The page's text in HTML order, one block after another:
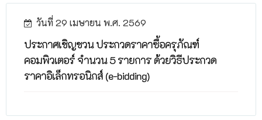
วันที่ 29 เมษายน พ.ศ. 2569
ประกาศเชิญชวน ประกวดราคาซื้อครุภัณฑ์
คอมพิวเตอร์ จำนวน 5 รายการ ด้วยวิธีประกวด
ราคาอิเล็กทรอนิกส์ (e-bidding)